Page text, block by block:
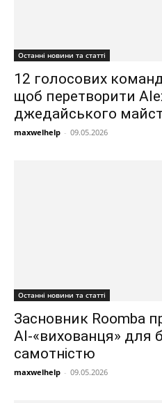
Останні новини та статті
12 голосових
щоб перетворити
джедайського
maxwelhelp - 09.05.2026
Останні новини та статті
Засновник Roomba
AI-«вихованця» для
самотністю
maxwelhelp - 09.05.2026